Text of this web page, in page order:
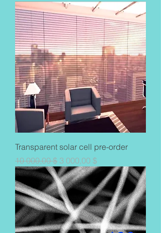
Transparent solar cell pre-order
Обычная цена
10 000,00 $ Цена со скидкой
3 000,00 $